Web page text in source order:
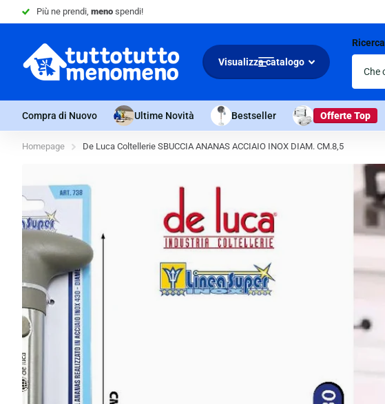
Più ne prendi, meno spendi!
Visualizza catalogo
Ricerca
Compra di Nuovo Ultime Novità Bestseller Offerte Top
Homepage De Luca Coltellerie SBUCCIA ANANAS ACCIAIO INOX DIAM. CM.8,5